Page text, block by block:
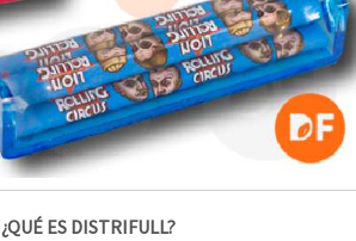
¿QUÉ ES DISTRIFULL?